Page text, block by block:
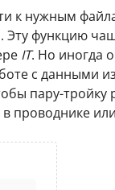
к нужным
функцию
IT. Но иногда
с данными
пару-
проводнике